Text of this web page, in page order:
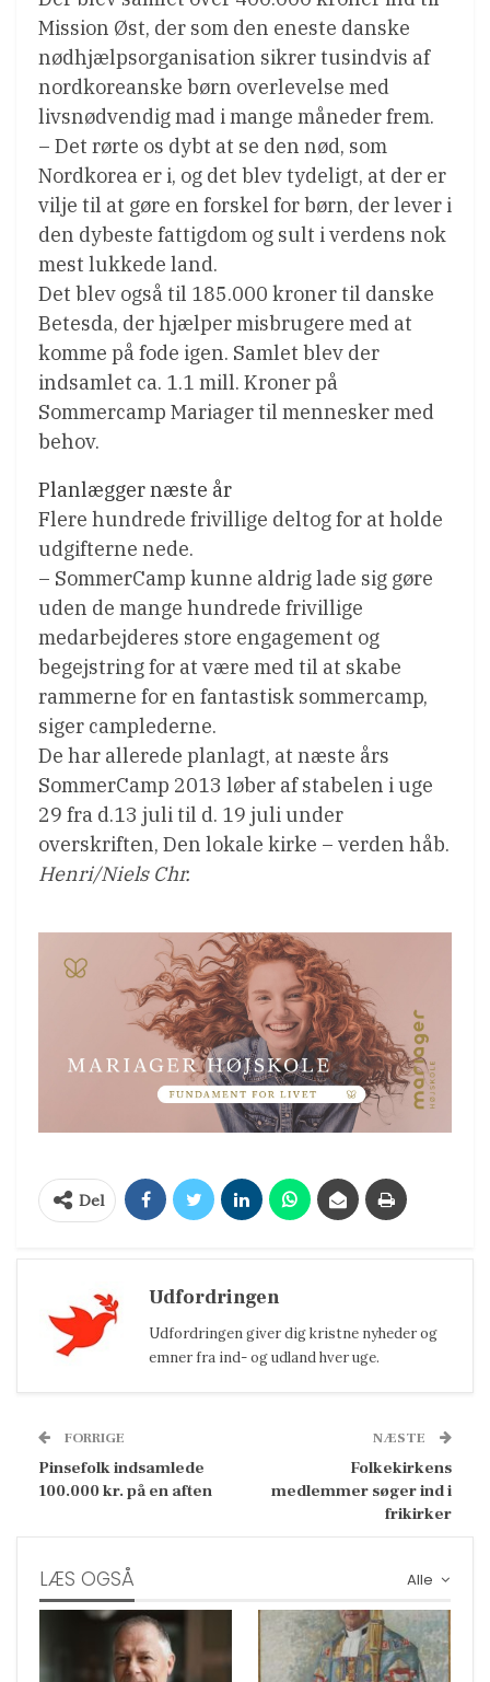
Mission Øst, der som den eneste danske
nødhjælpsorganisation sikrer tusindvis af
nordkoreanske børn overlevelse med
livsnødvendig mad i mange måneder frem.
– Det rørte os dybt at se den nød, som
Nordkorea er i, og det blev tydeligt, at der er
vilje til at gøre en forskel for børn, der lever i
den dybeste fattigdom og sult i verdens nok
mest lukkede land.
Det blev også til 185.000 kroner til danske
Betesda, der hjælper misbrugere med at
komme på fode igen. Samlet blev der
indsamlet ca. 1.1 mill. Kroner på
Sommercamp Mariager til mennesker med
behov.
Planlægger næste år
Flere hundrede frivillige deltog for at holde
udgifterne nede.
– SommerCamp kunne aldrig lade sig gøre
uden de mange hundrede frivillige
medarbejderes store engagement og
begejstring for at være med til at skabe
rammerne for en fantastisk sommercamp,
siger camplederne.
De har allerede planlagt, at næste års
SommerCamp 2013 løber af stabelen i uge
29 fra d.13 juli til d. 19 juli under
overskriften, Den lokale kirke – verden håb.
Henri/Niels Chr.
Del
Udfordringen
Udfordringen giver dig kristne nyheder og
emner fra ind- og udland hver uge.
FORRIGE
Pinsefolk indsamlede
100.000 kr. på en aften
NÆSTE
Folkekirkens
medlemmer søger ind i
frikirker
Alle
LÆS OGSÅ